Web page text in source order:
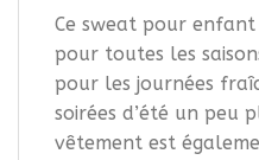
Ce sweat pour
pour toutes les
pour les journées
soirées d’été un peu
vêtement est